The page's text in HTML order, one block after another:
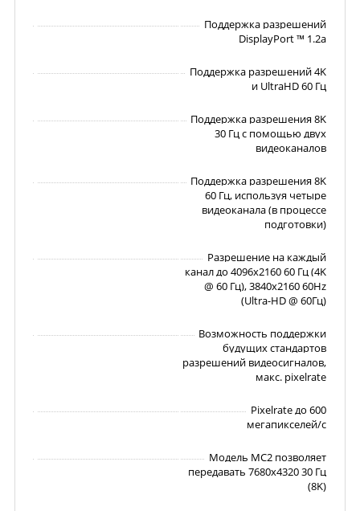
Поддержка разрешений
DisplayPort ™ 1.2a
Поддержка разрешений 4K
и UltraHD 60 Гц
Поддержка разрешения 8K
30 Гц с помощью двух
видеоканалов
Поддержка разрешения 8K
60 Гц, используя четыре
видеоканала (в процессе
подготовки)
Разрешение на каждый
канал до 4096x2160 60 Гц (4K
@ 60 Гц), 3840x2160 60Hz
(Ultra-HD @ 60Гц)
Возможность поддержки
будущих стандартов
разрешений видеосигналов,
макс. pixelrate
Pixelrate до 600
мегапикселей/с
Модель MC2 позволяет
передавать 7680x4320 30 Гц
(8K)